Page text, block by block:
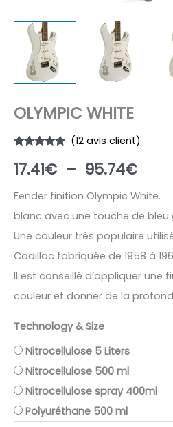
OLYMPIC WHITE
sur 5
basé sur
client
(12avis client)
17.41€ – 95.74€Plage
de
prix :
à
Fender finition Olympic White.
blanc avec une touche de bleu
Une couleur très populaire
Cadillac fabriquée de 1958 à
Il est conseillé d’appliquer une
couleur et donner de la
Technology & Size
Nitrocellulose 5 Liters
Nitrocellulose 500 ml
Nitrocellulose spray 400ml
Polyuréthane 500 ml